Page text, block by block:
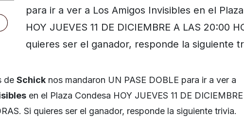
para ir a ver a Los Amigos Invisibles en el
HOY JUEVES 11 DE DICIEMBRE A LAS 20:00
quieres ser el ganador, responde la siguiente
de Schick nos mandaron UN PASE DOBLE para ir a ver a
en el Plaza Condesa HOY JUEVES 11 DE DICIEMBRE
Si quieres ser el ganador, responde la siguiente trivia.